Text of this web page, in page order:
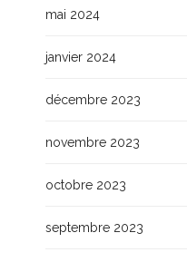
mai 2024
janvier 2024
décembre 2023
novembre 2023
octobre 2023
septembre 2023